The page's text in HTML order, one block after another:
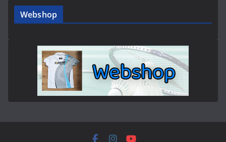
Webshop